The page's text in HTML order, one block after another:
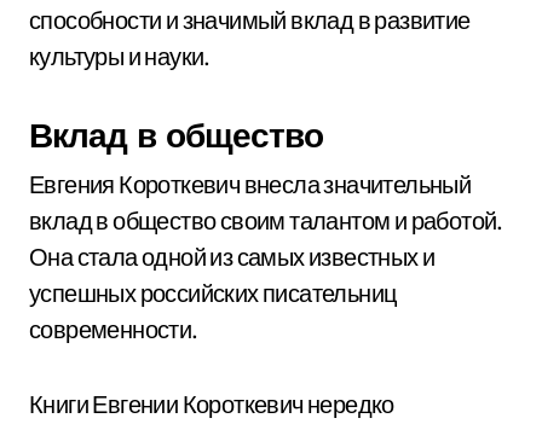
способности и значимый вклад в развитие
культуры и науки.
Вклад в общество
Евгения Короткевич внесла значительный
вклад в общество своим талантом и работой.
Она стала одной из самых известных и
успешных российских писательниц
современности.
Книги Евгении Короткевич нередко